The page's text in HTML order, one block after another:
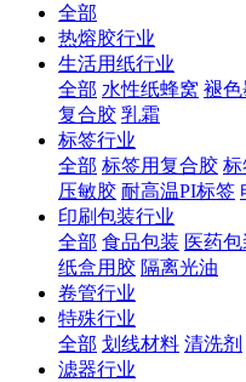
全部
热熔胶行业
生活用纸行业
全部 水性纸蜂窝 褪色
复合胶 乳霜
标签行业
全部 标签用复合胶 标
压敏胶 耐高温PI标签
印刷包装行业
全部 食品包装 医药包
纸盒用胶 隔离光油
卷管行业
特殊行业
全部 划线材料 清洗剂
滤器行业